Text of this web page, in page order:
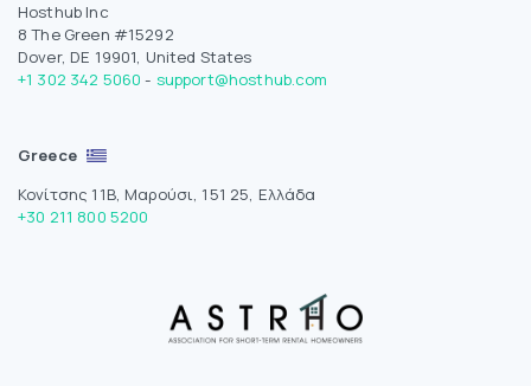
Hosthub Inc
8 The Green #15292
Dover, DE 19901, United States
+1 302 342 5060 - support@hosthub.com
Greece
Κονίτσης 11Β, Μαρούσι, 151 25, Ελλάδα
+30 211 800 5200